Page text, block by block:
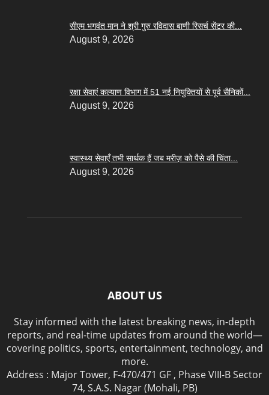
सीएम भगवंत मान ने श्री गुरु रविदास बाणी रिसर्च सेंटर की...
August 9, 2026
रक्षा सेवाएं कल्याण विभाग में 51 नई नियुक्तियों से पूर्व सैनिकों...
August 9, 2026
स्वास्थ्य सेवाएँ तभी सार्थक हैं जब मरीज़ को पैसे की चिंता...
August 9, 2026
ABOUT US
Stay informed with the latest breaking news, in-depth
reports, and real-time updates from around the world—
covering politics, sports, entertainment, technology, and
more.
Address : Major Tower, F-470/471 GF , Phase VIII-B Sector
74, S.A.S. Nagar (Mohali, PB)